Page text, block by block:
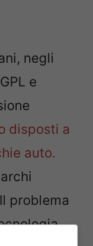
negli
e
disposti a
auto.
problema